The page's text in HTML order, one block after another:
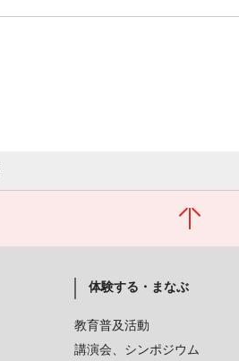
体験する・まなぶ
教育普及活動
講演会、シンポジウム